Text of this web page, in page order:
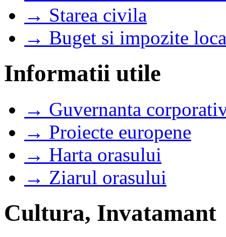
→ Starea civila
→ Buget si impozite
Informatii utile
→ Guvernanta
→ Proiecte europene
→ Harta orasului
→ Ziarul orasului
Cultura, Invatamant